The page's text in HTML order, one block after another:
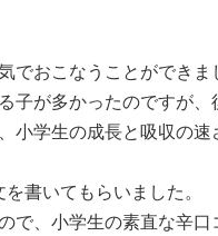
おこなうことができま
子が多かったのですが、
小学生の成長と吸収の速
書いてもらいました。
で、小学生の素直な辛口